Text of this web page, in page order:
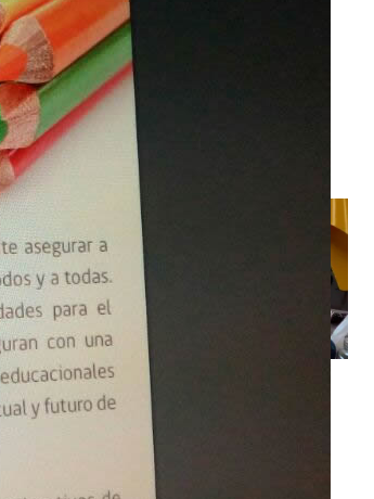
Mineduc lanza consulta
ciudadana para crear las
Bases de la Estrategia
Nacional de la Educación
Pública
Más de 15 mil personas han
participado de la Consulta
Ciudadana Digital:
Construyendo la Educación